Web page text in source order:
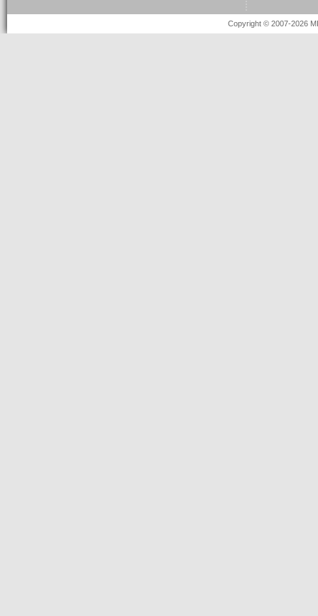
Copyright © 2007-2026